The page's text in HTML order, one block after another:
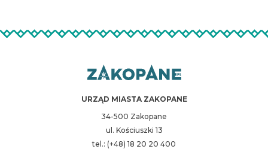
URZĄD MIASTA ZAKOPANE
34-500 Zakopane
ul. Kościuszki 13
tel.: (+48) 18 20 20 400